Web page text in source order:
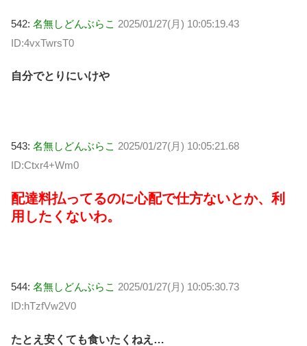
542: 名無しどんぶらこ 2025/01/27(月) 10:05:19.43
ID:4vxTwrsT0
自分でとりにいけや
543: 名無しどんぶらこ 2025/01/27(月) 10:05:21.68
ID:Ctxr4+Wm0
配達料払ってるのに心配で仕方ないとか、利
用したくないわ。
544: 名無しどんぶらこ 2025/01/27(月) 10:05:30.73
ID:hTzfVw2V0
たとえ安くても食いたくねえ…